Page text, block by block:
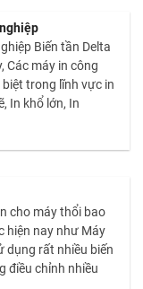
Biến tần Delta
Các máy in công
trong lĩnh vực in
In khổ lớn, In
cho máy thổi bao
hiện nay như Máy
dụng rất nhiều biến
điều chỉnh nhiều